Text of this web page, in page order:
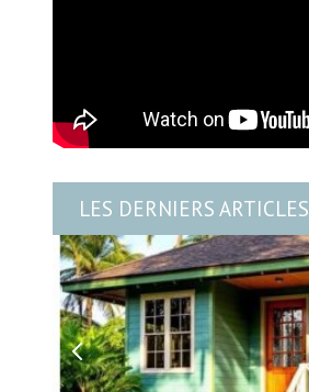
LES DERNIERS ARTICLES